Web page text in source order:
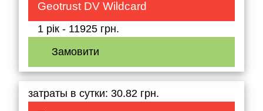
Geotrust DV Wildcard
1 рік - 11925 грн.
Замовити
затраты в сутки: 30.82 грн.